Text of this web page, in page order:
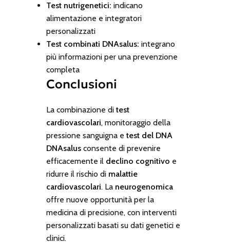
Test nutrigenetici: indicano
alimentazione e integratori
personalizzati
Test combinati DNAsalus: integrano
più informazioni per una prevenzione
completa
Conclusioni
La combinazione ditest
cardiovascolari, monitoraggio della
pressione sanguigna etest del DNA
DNAsalusconsente di prevenire
efficacemente il declino cognitivo e
ridurre il rischio di malattie
cardiovascolari. La neurogenomica
offre nuove opportunità per la
medicina di precisione, con interventi
personalizzati basati su dati genetici e
clinici.